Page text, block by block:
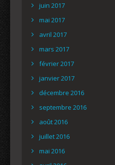
juin 2017
mai 2017
avril 2017
mars 2017
février 2017
janvier 2017
décembre 2016
septembre 2016
août 2016
juillet 2016
mai 2016